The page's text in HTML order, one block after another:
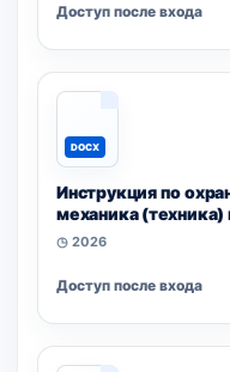
Доступ после входа
DOCX
Инструкция по
механика (техника)
◷ 2026
Доступ после входа